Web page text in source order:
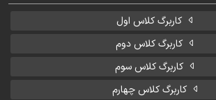
کاربرگ کلاس اول
کاربرگ کلاس دوم
کاربرگ کلاس سوم
کاربرگ کلاس چهارم